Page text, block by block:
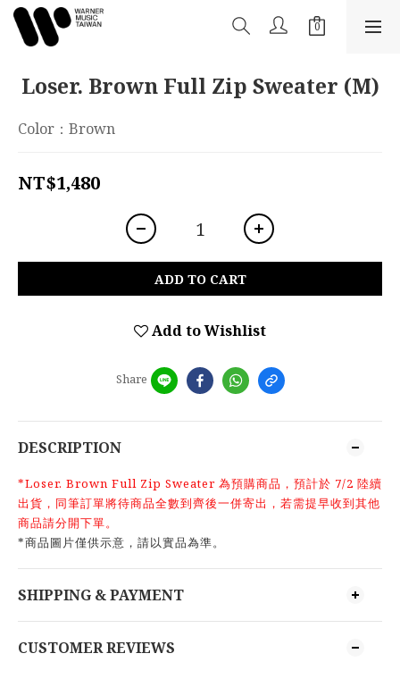
Loser. Brown Full Zip Sweater (M)
Color：Brown
NT$1,480
ADD TO CART
Add to Wishlist
Share
DESCRIPTION
*Loser. Brown Full Zip Sweater 為預購商品，預計於 7/2 陸續
出貨，同筆訂單將待商品全數到齊後一併寄出，若需提早收到其他
商品請分開下單。
*商品圖片僅供示意，請以實品為準。
SHIPPING & PAYMENT
CUSTOMER REVIEWS